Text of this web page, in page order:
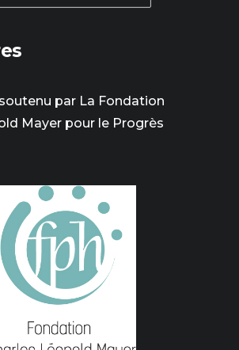
par La Fondation
Mayer pour le Progrès